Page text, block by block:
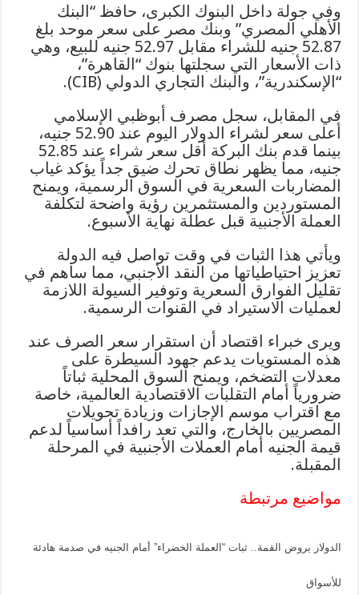
وفي جولة داخل البنوك الكبرى، حافظ “البنك
الأهلي المصري” وبنك مصر على سعر موحد بلغ
52.87 جنيه للشراء مقابل 52.97 جنيه للبيع، وهي
ذات الأسعار التي سجلتها بنوك “القاهرة”،
“الإسكندرية”، والبنك التجاري الدولي (CIB).
في المقابل، سجل مصرف أبوظبي الإسلامي
أعلى سعر لشراء الدولار اليوم عند 52.90 جنيه،
بينما قدم بنك البركة أقل سعر شراء عند 52.85
جنيه، مما يظهر نطاق تحرك ضيق جداً يؤكد غياب
المضاربات السعرية في السوق الرسمية، ويمنح
المستوردين والمستثمرين رؤية واضحة لتكلفة
العملة الأجنبية قبل عطلة نهاية الأسبوع.
ويأتي هذا الثبات في وقت تواصل فيه الدولة
تعزيز احتياطياتها من النقد الأجنبي، مما ساهم في
تقليل الفوارق السعرية وتوفير السيولة اللازمة
لعمليات الاستيراد في القنوات الرسمية.
ويرى خبراء اقتصاد أن استقرار سعر الصرف عند
هذه المستويات يدعم جهود السيطرة على
معدلات التضخم، ويمنح السوق المحلية ثباتاً
ضرورياً أمام التقلبات الاقتصادية العالمية، خاصة
مع اقتراب موسم الإجازات وزيادة تحويلات
المصريين بالخارج، والتي تعد رافداً أساسياً لدعم
قيمة الجنيه أمام العملات الأجنبية في المرحلة
المقبلة.
مواضيع مرتبطة
الدولار يروض القمة.. ثبات “العملة الخضراء” أمام الجنيه في صدمة هادئة
للأسواق